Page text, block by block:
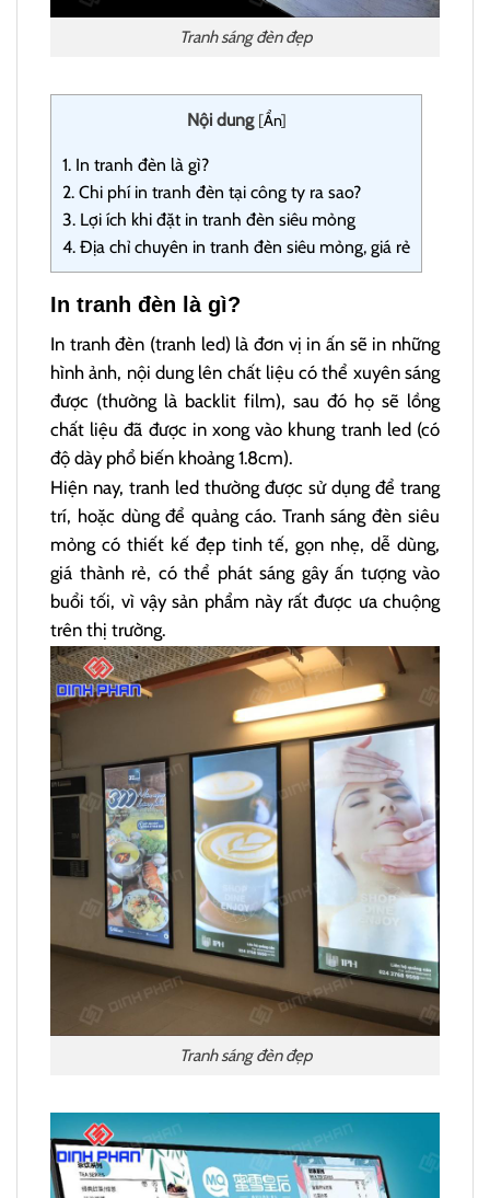
Tranh sáng đèn đẹp
Nội dung [Ẩn]
1. In tranh đèn là gì?
2. Chi phí in tranh đèn tại công ty ra sao?
3. Lợi ích khi đặt in tranh đèn siêu mỏng
4. Địa chỉ chuyên in tranh đèn siêu mỏng, giá rẻ
In tranh đèn là gì?
In tranh đèn (tranh led) là đơn vị in ấn sẽ in những
hình ảnh, nội dung lên chất liệu có thể xuyên sáng
được (thường là backlit film), sau đó họ sẽ lồng
chất liệu đã được in xong vào khung tranh led (có
độ dày phổ biến khoảng 1.8cm).
Hiện nay, tranh led thường được sử dụng để trang
trí, hoặc dùng để quảng cáo. Tranh sáng đèn siêu
mỏng có thiết kế đẹp tinh tế, gọn nhẹ, dễ dùng,
giá thành rẻ, có thể phát sáng gây ấn tượng vào
buổi tối, vì vậy sản phẩm này rất được ưa chuộng
trên thị trường.
Tranh sáng đèn đẹp